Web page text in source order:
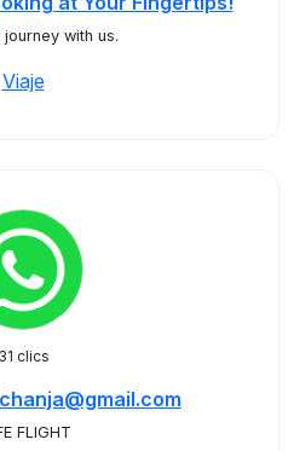
with us.
Viaje
31 clics
FLIGHT